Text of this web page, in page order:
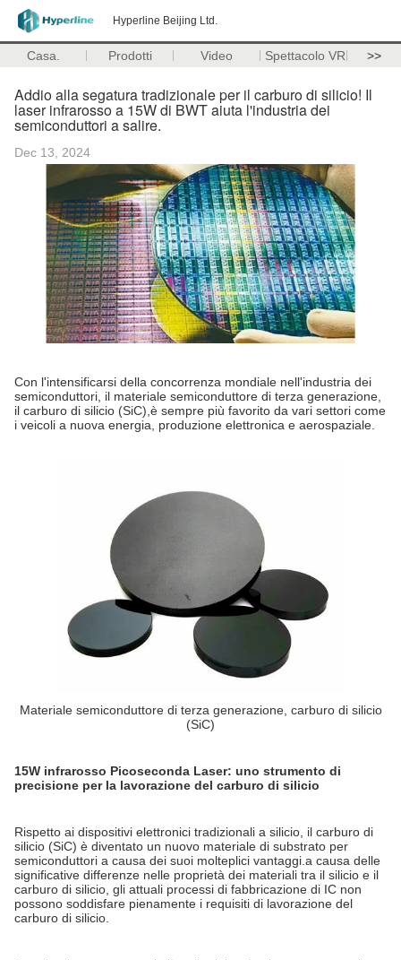
Hyperline Beijing Ltd.
Casa. Prodotti Video Spettacolo VR >>
Addio alla segatura tradizionale per il carburo di silicio! Il
laser infrarosso a 15W di BWT aiuta l'industria dei
semiconduttori a salire.
Dec 13, 2024
Con l'intensificarsi della concorrenza mondiale nell'industria dei
semiconduttori, il materiale semiconduttore di terza generazione,
il carburo di silicio (SiC),è sempre più favorito da vari settori come
i veicoli a nuova energia, produzione elettronica e aerospaziale.
Materiale semiconduttore di terza generazione, carburo di silicio
(SiC)
15W infrarosso Picoseconda Laser: uno strumento di
precisione per la lavorazione del carburo di silicio
Rispetto ai dispositivi elettronici tradizionali a silicio, il carburo di
silicio (SiC) è diventato un nuovo materiale di substrato per
semiconduttori a causa dei suoi molteplici vantaggi.a causa delle
significative differenze nelle proprietà dei materiali tra il silicio e il
carburo di silicio, gli attuali processi di fabbricazione di IC non
possono soddisfare pienamente i requisiti di lavorazione del
carburo di silicio.